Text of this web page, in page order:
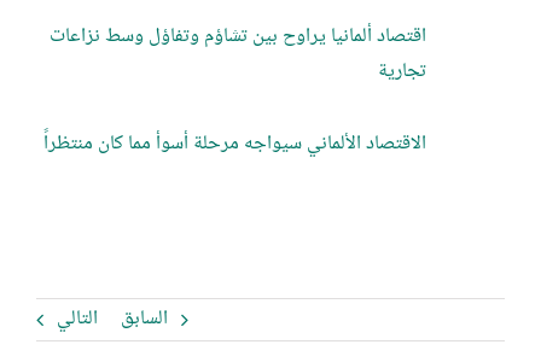
السابق التالي
اقتصاد ألمانيا يراوح بين تشاؤم وتفاؤل وسط نزاعات
تجارية
الاقتصاد الألماني سيواجه مرحلة أسوأ مما كان منتظراً